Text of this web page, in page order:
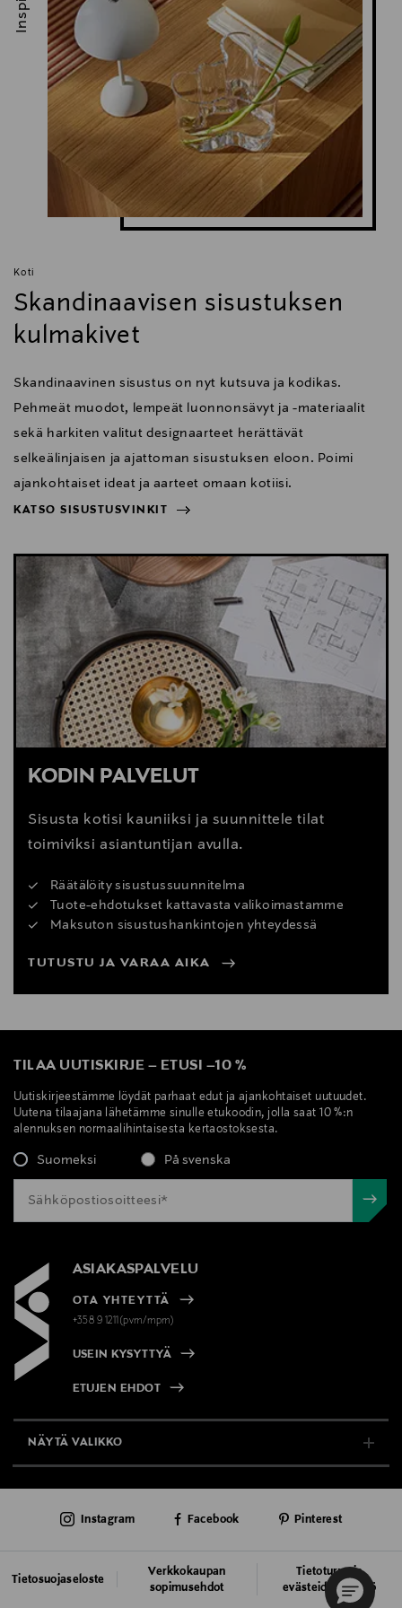
Koti
Skandinaavisen sisustuksen
kulmakivet
Skandinaavinen sisustus on nyt kutsuva ja kodikas.
Pehmeät muodot, lempeät luonnonsävyt ja -materiaalit
sekä harkiten valitut designaarteet herättävät
selkeälinjaisen ja ajattoman sisustuksen eloon. Poimi
ajankohtaiset ideat ja aarteet omaan kotiisi.
KATSO SISUSTUSVINKIT
KATSO SISUSTUSVINKIT
KODIN PALVELUT
Sisusta kotisi kauniiksi ja suunnittele tilat
toimiviksi asiantuntijan avulla.
Räätälöity sisustussuunnitelma
Tuote-ehdotukset kattavasta valikoimastamme
Maksuton sisustushankintojen yhteydessä
TUTUSTU JA VARAA AIKA
TILAA UUTISKIRJE – ETUSI –10 %
Uutiskirjeestämme löydät parhaat edut ja ajankohtaiset uutuudet.
Uutena tilaajana lähetämme sinulle etukoodin, jolla saat 10 %:n
alennuksen normaalihintaisesta kertaostoksesta.
Suomeksi På svenska
ASIAKASPALVELU
OTA YHTEYTTÄ
+358 9 1211(pvm/mpm)
USEIN KYSYTTYÄ
ETUJEN EHDOT
NÄYTÄ VALIKKO
AJANKOHTAISTA
Tietosuojaseloste
Verkkokaupan
sopimusehdot
Tietoturva ja
evästeiden käyttö
Instagram Facebook Pinterest